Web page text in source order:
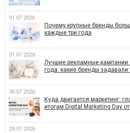
31.07.2026
Почему крупные бренды
каждые три года
31.07.2026
Лучшие рекламные кампании
года: какие бренды задавали
30.07.2026
Куда двигается маркетинг:
итогам Digital Marketing Day от
29.07.2026